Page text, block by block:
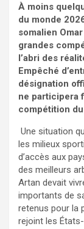
À moins
du monde
somalien
grandes
l’abri des
Empêché
désignation
ne participera
compétition
Une situation
les milieux
d’accès aux
des meilleurs
Artan devait
importants de
retenus pour la
rejoint les